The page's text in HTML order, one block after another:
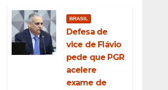
BRASIL
Defesa de
vice de Flávio
pede que PGR
acelere
exame de